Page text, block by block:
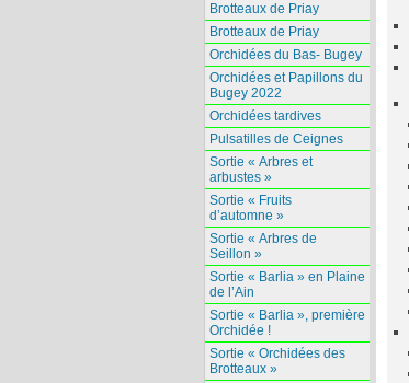
Brotteaux de Priay
Brotteaux de Priay
Orchidées du Bas- Bugey
Orchidées et Papillons du
Bugey 2022
Orchidées tardives
Pulsatilles de Ceignes
Sortie « Arbres et
arbustes »
Sortie « Fruits
d’automne »
Sortie « Arbres de
Seillon »
Sortie « Barlia » en Plaine
de l’Ain
Sortie « Barlia », première
Orchidée !
Sortie « Orchidées des
Brotteaux »